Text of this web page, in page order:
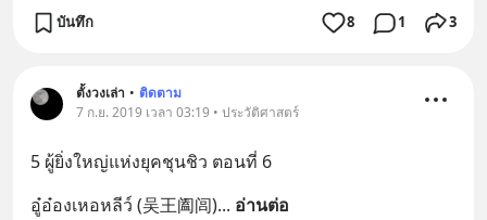
บันทึก 8 1 3
ตั้งวงเล่า • ติดตาม
7 ก.ย. 2019 เวลา 03:19 • ประวัติศาสตร์
5​ ผู้​ยิ่งใหญ่​แห่งยุคชุนชิว​ ตอนที่​ 6
อู๋อ๋องเหอหลีว์ (吴王阖闾)... อ่านต่อ